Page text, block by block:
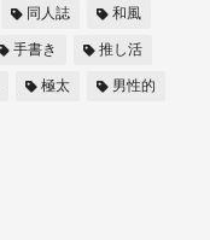
同人誌 和風
手書き 推し活
極太 男性的